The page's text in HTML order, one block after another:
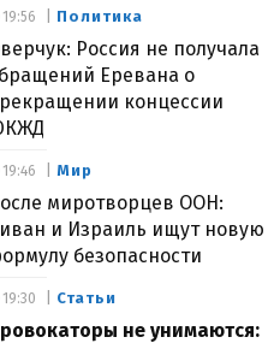
Политика
Россия не получала
Еревана о
концессии
19:56
Мир
миротворцев ООН:
и Израиль ищут новую
безопасности
19:46
Статьи
не унимаются:
19:30